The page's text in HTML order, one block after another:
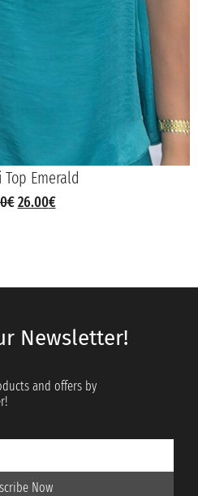
Emerald
€ 26.00€
Newsletter!
and offers by
Now